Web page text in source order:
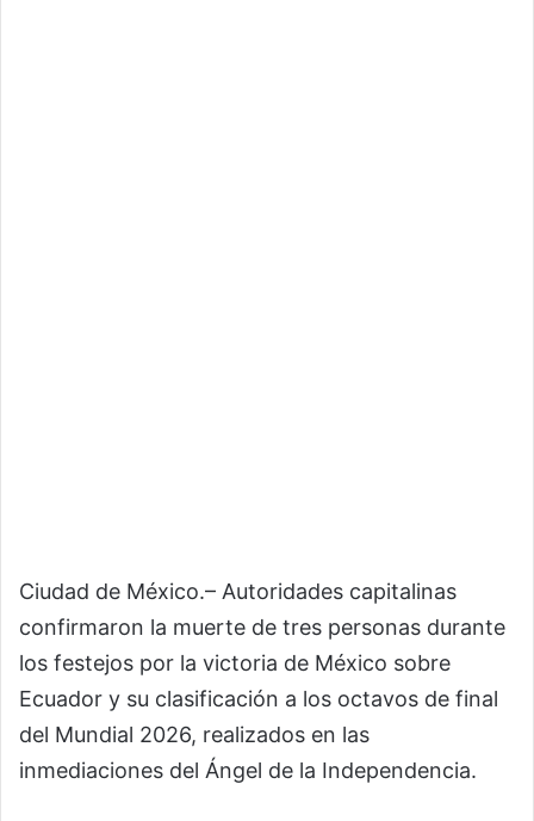
Ciudad de México.– Autoridades capitalinas
confirmaron la muerte de tres personas durante
los festejos por la victoria de México sobre
Ecuador y su clasificación a los octavos de final
del Mundial 2026, realizados en las
inmediaciones del Ángel de la Independencia.